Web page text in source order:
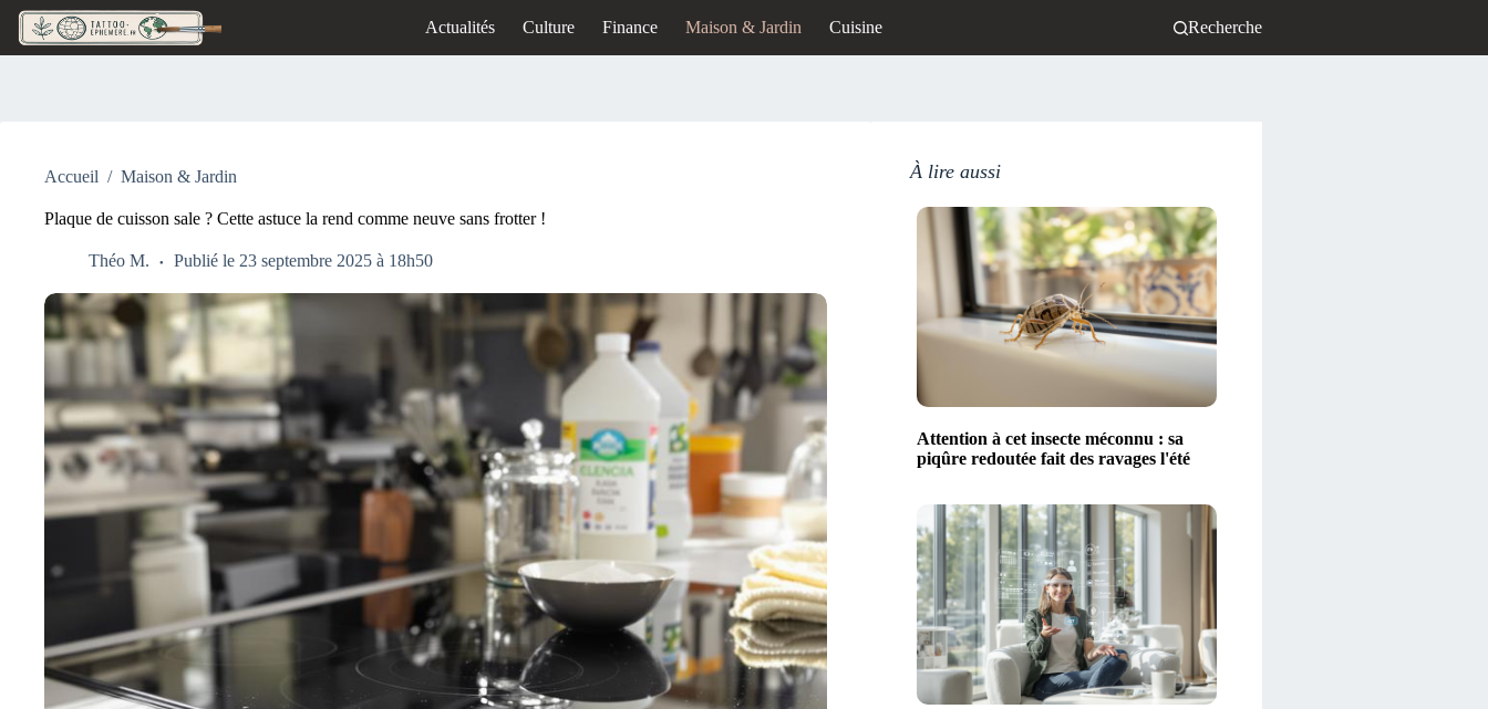
Passer
contenu
Actualités Culture Finance Maison & Jardin Cuisine Recherche
Accueil / Maison & Jardin
Plaque de cuisson sale ? Cette astuce la rend comme neuve sans frotter !
Théo M. Publié le 23 septembre 2025 à 18h50
À lire aussi
Attention à cet insecte méconnu : sa
piqûre redoutée fait des ravages l'été